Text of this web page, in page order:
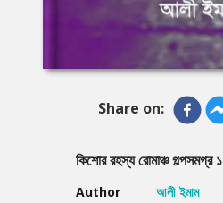
Share on:
কিশোর রহস্য রোমাঞ্চ গল্পসমগ্র ১
Author
আলী ইমাম